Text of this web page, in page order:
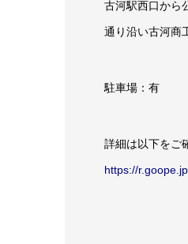
古河駅西口から
通り沿い古河商
駐車場：有
詳細は以下をご
https://